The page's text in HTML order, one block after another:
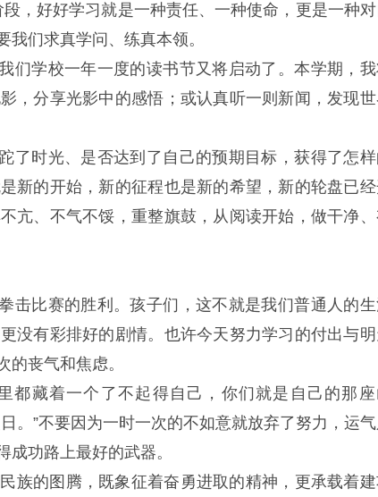
，好好学习就是一种责任、一种使命，更是一种对
们求真学问、练真本领。
们学校一年一度的读书节又将启动了。本学期，
，分享光影中的感悟；或认真听一则新闻，发现
了时光、是否达到了自己的预期目标，获得了怎
新的开始，新的征程也是新的希望，新的轮盘已
亢、不气不馁，重整旗鼓，从阅读开始，做干净
击比赛的胜利。孩子们，这不就是我们普通人的
没有彩排好的剧情。也许今天努力学习的付出与
丧气和焦虑。
都藏着一个了不起得自己，你们就是自己的那座
。”不要因为一时一次的不如意就放弃了努力，运气
功路上最好的武器。
族的图腾，既象征着奋勇进取的精神，更承载着